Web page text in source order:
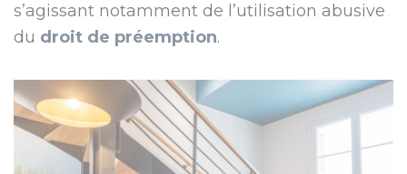
s’agissant notamment de l’utilisation abusive
du droit de préemption.